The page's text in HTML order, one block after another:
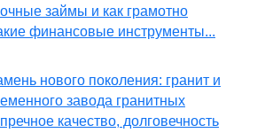
займы и как грамотно
финансовые инструменты...
нового поколения: гранит и
завода гранитных
качество, долговечность